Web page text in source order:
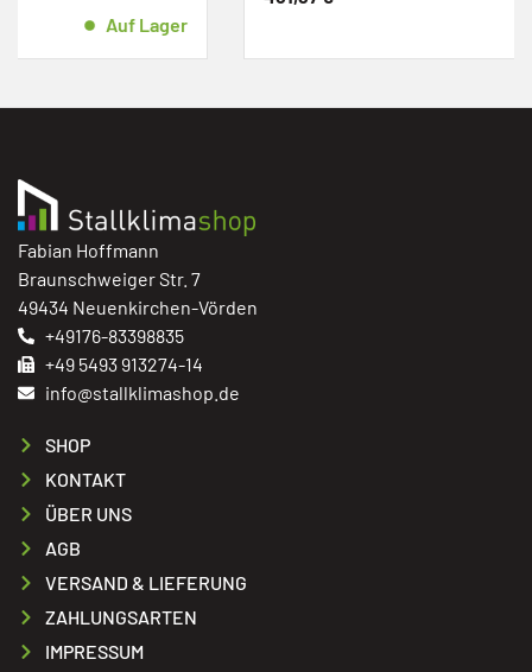
Fabian Hoffmann
Braunschweiger Str. 7
49434 Neuenkirchen-Vörden
+49176-83398835
+49 5493 913274-14
info@stallklimashop.de
SHOP
KONTAKT
ÜBER UNS
AGB
VERSAND & LIEFERUNG
ZAHLUNGSARTEN
IMPRESSUM